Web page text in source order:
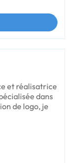
et réalisatrice
dans
de logo, je